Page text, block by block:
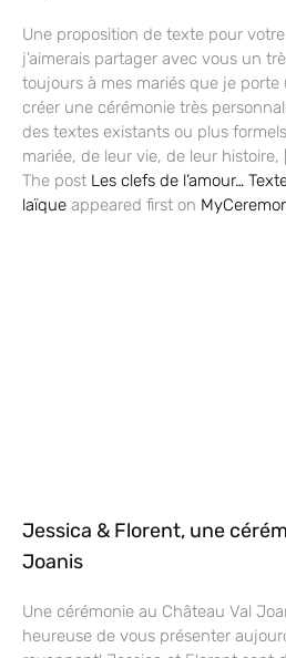
Une proposition de texte pour
j’aimerais partager avec vous un
toujours à mes mariés que je
créer une cérémonie très
des textes existants ou plus
mariée, de leur vie, de leur histoire,
The post Les clefs de l’amour…
laïque appeared first on
Jessica & Florent, une
Joanis
Une cérémonie au Château Val
heureuse de vous présenter